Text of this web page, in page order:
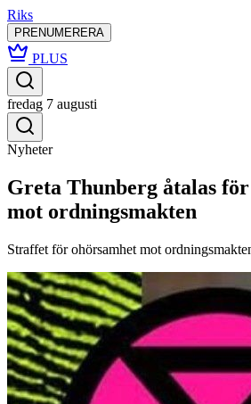
Riks
PRENUMERERA
PLUS
fredag 7 augusti
Nyheter
Greta Thunberg åtalas
mot ordningsmakten
Straffet för ohörsamhet mot